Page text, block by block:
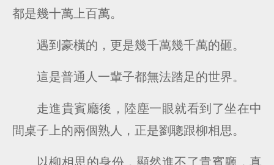
都是幾十萬上百萬。
遇到豪橫的，更是幾千萬幾千萬的砸。
這是普通人一輩子都無法踏足的世界。
走進貴賓廳後，陸塵一眼就看到了坐在中
間桌子上的兩個熟人，正是劉聰跟柳相思。
以柳相思的身份，顯然進不了貴賓廳，真